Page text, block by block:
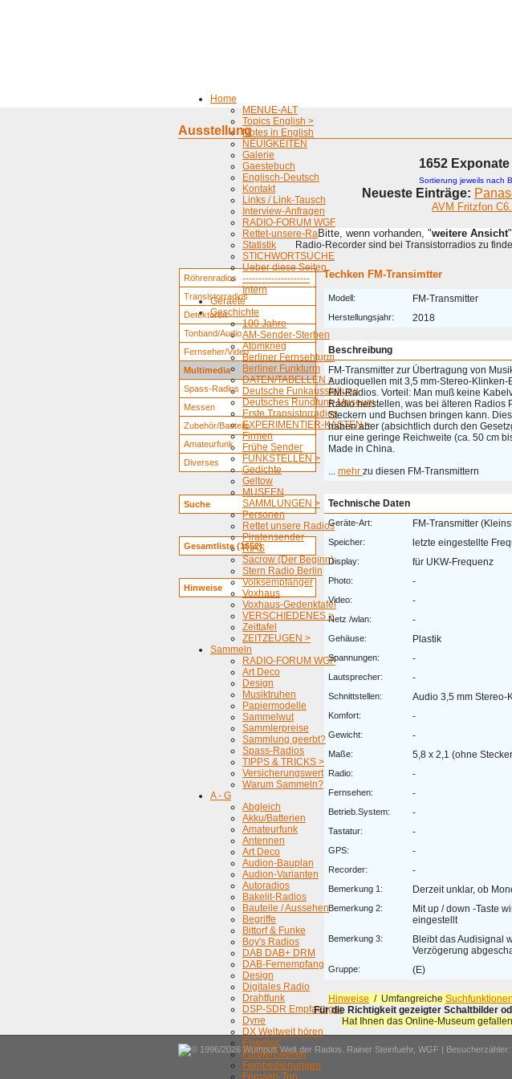
Home
MENUE-ALT
Topics English >
Notes in English
NEUIGKEITEN
Galerie
Gaestebuch
Englisch-Deutsch
Kontakt
Links / Link-Tausch
Interview-Anfragen
RADIO-FORUM WGF
Rettet-unsere-Radios
Statistik
STICHWORTSUCHE
Ueber diese Seiten
---------------------
Intern
Geraete
Geschichte
100 Jahre
AM-Sender-Sterben
Atomkrieg
Berliner Fernsehturm
Berliner Funkturm
DATEN/TABELLEN >
Deutsche Funkausstellung
Deutsches Rundfunk-Museum
Erste Transistorradios
EXPERIMENTIER-KÄSTEN >
Firmen
Frühe Sender
FUNKSTELLEN >
Gedichte
Geltow
MUSEEN
SAMMLUNGEN >
Personen
Rettet unsere Radios
Piratensender
RIAS
Sacrow (Der Beginn)
Stern Radio Berlin
Volksempfänger
Voxhaus
Voxhaus-Gedenktafel
VERSCHIEDENES >
Zeittafel
ZEITZEUGEN >
Sammeln
RADIO-FORUM WGF
Art Deco
Design
Musiktruhen
Papiermodelle
Sammelwut
Sammlerpreise
Sammlung geerbt?
Spass-Radios
TIPPS & TRICKS >
Versicherungswert
Warum Sammeln?
A - G
Abgleich
Akku/Batterien
Amateurfunk
Antennen
Art Deco
Audion-Bauplan
Audion-Varianten
Autoradios
Bakelit-Radios
Bauteile / Aussehen
Begriffe
Bittorf & Funke
Boy's Radios
DAB DAB+ DRM
DAB-Fernempfang
Design
Digitales Radio
Drahtfunk
DSP-SDR Empfaenger
Dyne
DX Weltweit hören
Eisenlos
Farbfernsehen
Fernbedienungen
Fernseh-Ton
Ausstellung
1652
Sortierung jeweils nach
Neueste Einträge:
AVM Fritzfon C6.
Bitte, wenn vorhanden, "weitere Ansicht
Radio-Recorder sind bei Transistorradios zu
Röhrenradios
Transistorradios
Detektoren
Tonband/Audio
Fernseher/Video
Multimedia
Spass-Radios
Messen
Zubehör/Bauteile
Amateurfunk
Diverses
Suche
Gesamtliste (1652)
Hinweise
Techken FM-Transimtter
Modell: FM-Transmitter
Herstellungsjahr: 2018
Beschreibung
FM-Transmitter zur Übertragung von
Audioquellen mit 3,5 mm-Stereo-Klinken-
FM-Radios. Vorteil: Man muß keine
Radio herstellen, was bei älteren Radios
Steckern und Buchsen bringen kann.
haben aber (absichtlich durch den
nur eine geringe Reichweite (ca. 50 cm
Made in China.
... mehr zu diesen FM-Transmittern
Technische Daten
Geräte-Art: FM-Transmitter
Speicher: letzte eingestellte
Display: für UKW-Frequenz
Photo: -
Video: -
Netz /wlan: -
Gehäuse: Plastik
Spannungen: -
Lautsprecher: -
Schnittstellen: Audio 3,5 mm Stereo-
Komfort: -
Gewicht: -
Maße: 5,8 x 2,1 (ohne
Radio: -
Fernsehen: -
Betrieb.System: -
Tastatur: -
GPS: -
Recorder: -
Bemerkung 1: Derzeit unklar, ob
Bemerkung 2:
Mit up / down -Taste
eingestellt
Bemerkung 3:
Bleibt das Audisignal
Verzögerung
Gruppe: (E)
Hinweise / Umfangreiche Suchfunktionen
Für die Richtigkeit gezeigter Schaltbilder
Hat Ihnen das Online-Museum
© 1996/2026 Wumpus Welt der Radios. Rainer Steinfuehr, WGF |